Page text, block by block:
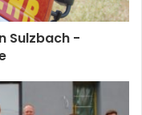
Sulzbach -